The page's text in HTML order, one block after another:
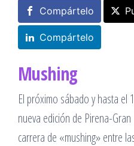
Compártelo
Compártelo
Mushing
El próximo sábado y hasta el
nueva edición de Pirena-
carrera de «mushing» entre